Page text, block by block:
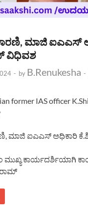
ಮಾಜಿ ಐಎಎಸ್
ವಿಧಿವಶ
- by B.Renukesha -
former IAS officer
ಮಾಜಿ ಐಎಎಸ್ ಅಧಿಕಾರಿ
ಮುಖ್ಯ ಕಾರ್ಯದರ್ಶಿಯಾಗಿ